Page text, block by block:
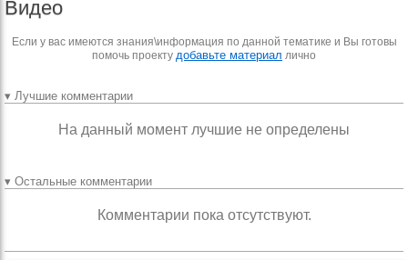
Видео
Если у вас имеются знания\информация по данной тематике и Вы готовы
помочь проекту добавьте материал лично
▾ Лучшие комментарии
На данный момент лучшие не определены
▾ Остальные комментарии
Комментарии пока отсутствуют.